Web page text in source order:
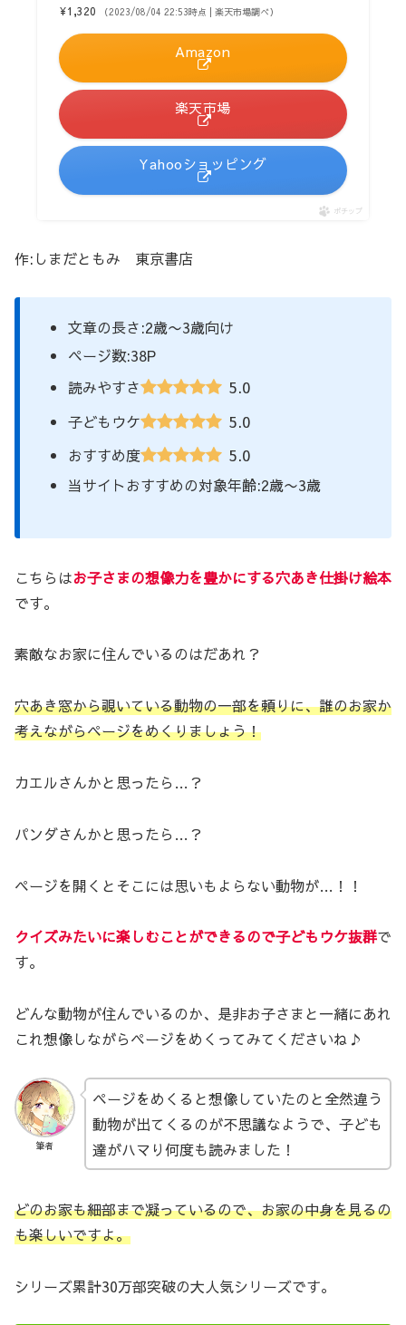
¥1,320
（2023/08/04 22:53時点 | 楽天市場調べ）
Amazon
楽天市場
Yahooショッピング
ポチップ
作:しまだともみ 東京書店
文章の長さ:2歳〜3歳向け
ページ数:38P
読みやすさ
5.0
子どもウケ 5.0
おすすめ度 5.0
当サイトおすすめの対象年齢:2歳〜3歳
こちらはお子さまの想像力を豊かにする穴あき仕掛け絵本
です。
素敵なお家に住んでいるのはだあれ？
穴あき窓から覗いている動物の一部を頼りに、誰のお家か
考えながらページをめくりましょう！
カエルさんかと思ったら…？
パンダさんかと思ったら…？
ページを開くとそこには思いもよらない動物が…！！
クイズみたいに楽しむことができるので子どもウケ抜群で
す。
どんな動物が住んでいるのか、是非お子さまと一緒にあれ
これ想像しながらページをめくってみてくださいね♪
筆者
ページをめくると想像していたのと全然違う
動物が出てくるのが不思議なようで、子ども
達がハマり何度も読みました！
どのお家も細部まで凝っているので、お家の中身を見るの
も楽しいですよ。
シリーズ累計30万部突破の大人気シリーズです。